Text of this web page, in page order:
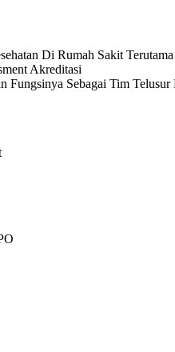
Di Rumah Sakit
Akreditasi
Fungsinya Sebagai Tim